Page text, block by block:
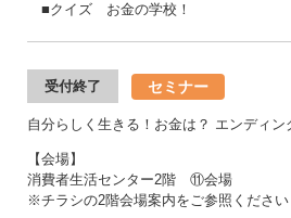
■クイズ お金の学校！
受付終了 セミナー
自分らしく生きる！お金は？ エンディ
【会場】
消費者生活センター2階 ⑪会場
※チラシの2階会場案内をご参照ください